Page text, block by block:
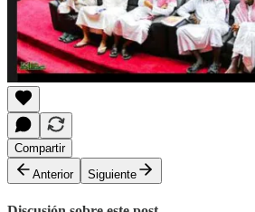
Compartir
Anterior
Siguiente